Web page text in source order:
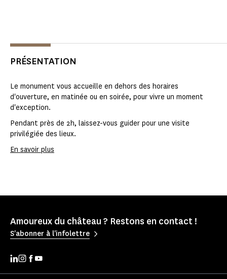
PRÉSENTATION
Le monument vous accueille en dehors des horaires
d'ouverture, en matinée ou en soirée, pour vivre un moment
d'exception.
Pendant près de 2h, laissez-vous guider pour une visite
privilégiée des lieux.
En savoir plus
Amoureux du château ? Restons en contact !
S'abonner à l'infolettre